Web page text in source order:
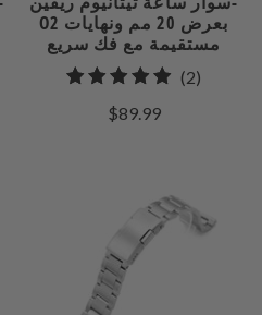
O2 بعرض 20 مم ونهايات
مستقيمة مع فك سريع
(2)
$89.99